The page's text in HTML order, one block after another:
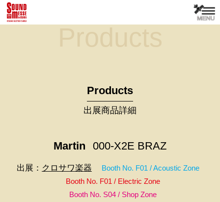
Products
Products
出展商品詳細
Martin 000-X2E BRAZ
出展： クロサワ楽器
Booth No. F01 / Acoustic Zone
Booth No. F01 / Electric Zone
Booth No. S04 / Shop Zone